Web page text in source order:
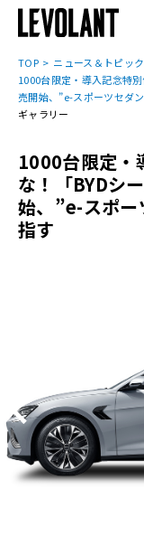
TOP
ニュース＆トピッ
1000台限定・導入記念特
売開始、”e-スポーツセダ
ギャラリー
1000台限定・
な！「BYDシ
始、”e-スポー
指す